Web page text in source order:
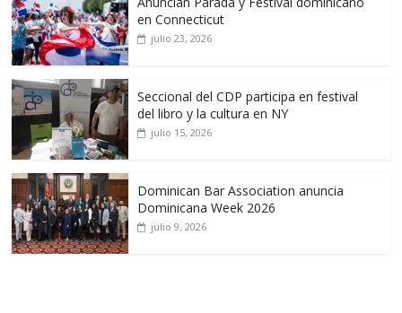
en Connecticut
julio 23, 2026
Seccional del CDP participa en festival
del libro y la cultura en NY
julio 15, 2026
Dominican Bar Association anuncia
Dominicana Week 2026
julio 9, 2026